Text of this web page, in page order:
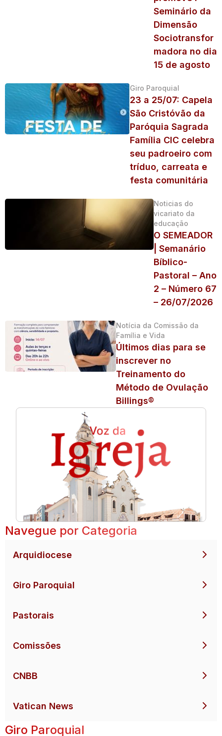
Seminário da
Dimensão
Sociotransfor
madora no dia
15 de agosto
Giro Paroquial
23 a 25/07: Capela
São Cristóvão da
Paróquia Sagrada
Família CIC celebra
seu padroeiro com
tríduo, carreata e
festa comunitária
Noticias do
vicariato da
educação
O SEMEADOR
| Semanário
Bíblico-
Pastoral – Ano
2 – Número 67
– 26/07/2026
Notícia da Comissão da
Família e Vida
Últimos dias para se
inscrever no
Treinamento do
Método de Ovulação
Billings®
Navegue por Categoria
Arquidiocese
Giro Paroquial
Pastorais
Comissões
CNBB
Vatican News
Giro Paroquial